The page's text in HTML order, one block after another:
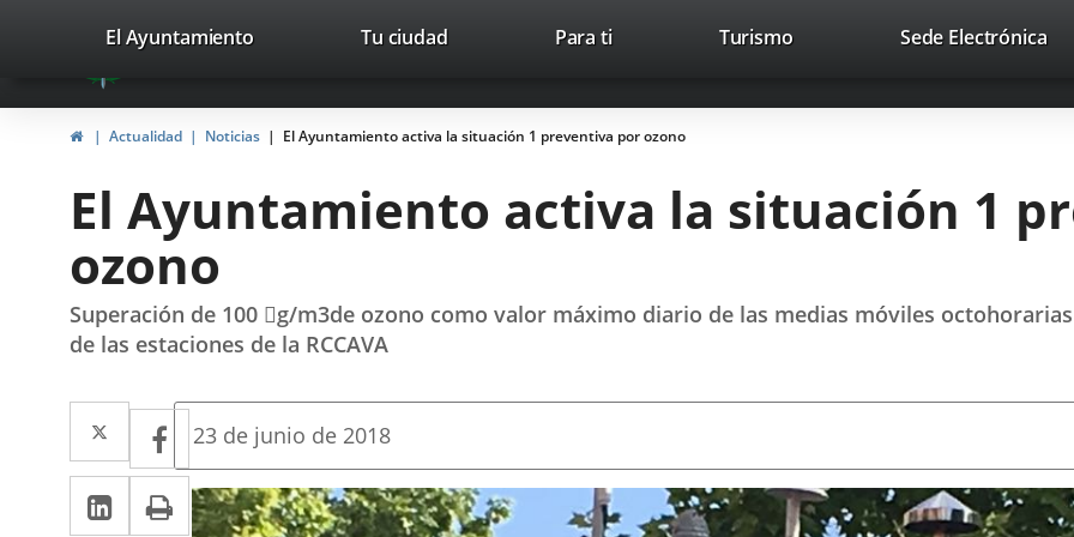
Portal
Web
del
Valladolid
avaTop Trabaja con nosotros Contacto
valladolid.es
El Ayuntamiento Tu ciudad Para ti TurismoEste
abrirá
nueva.
Sede Electrónica
InicioActualidad Noticias El Ayuntamiento activa la situación 1 preventiva por ozono
El Ayuntamiento activa la situación 1
ozono
Superación de 100 g/m3de ozono como valor máximo diario de las medias móviles
de las estaciones de la RCCAVA
Twitter
Enlace
a
una
Facebook
Enlace
a
una
LinkedIn
EnlaceImprimir
Fecha
la
noticia
23 de junio de 2018